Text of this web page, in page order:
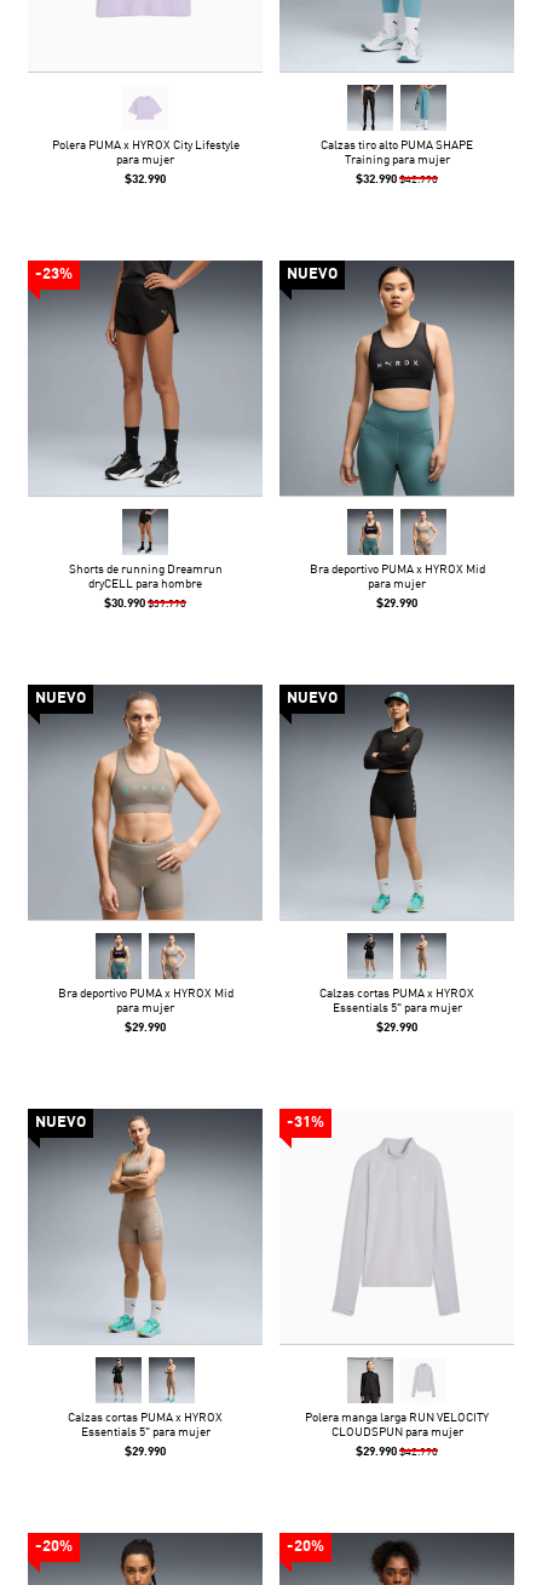
Polera PUMA x HYROX City Lifestyle
para mujer
$32.990
Calzas tiro alto PUMA SHAPE
Training para mujer
$32.990 $42.990
-23%
Shorts de running Dreamrun
dryCELL para hombre
$30.990 $39.990
NUEVO
Bra deportivo PUMA x HYROX Mid
para mujer
$29.990
NUEVO
Bra deportivo PUMA x HYROX Mid
para mujer
$29.990
NUEVO
Calzas cortas PUMA x HYROX
Essentials 5" para mujer
$29.990
NUEVO
Calzas cortas PUMA x HYROX
Essentials 5" para mujer
$29.990
-31%
Polera manga larga RUN VELOCITY
CLOUDSPUN para mujer
$29.990 $42.990
-20% -20%